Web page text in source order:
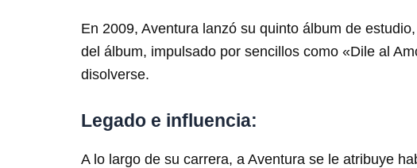
En 2009, Aventura lanzó su quinto álbum de
del álbum, impulsado por sencillos como «Dile al
disolverse.
Legado e influencia:
A lo largo de su carrera, a Aventura se le atribuye